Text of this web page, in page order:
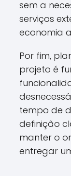
sem a
serviços
economia
Por fim,
projeto é
tempo de
definição
manter o
entregar